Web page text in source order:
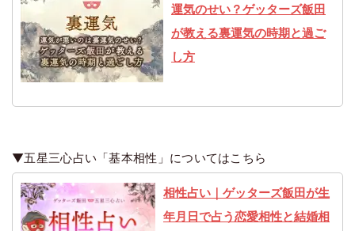
運気のせい？ゲッターズ飯田
が教える裏運気の時期と過ご
し方
▼五星三心占い「基本相性」についてはこちら
相性占い｜ゲッターズ飯田が生
年月日で占う恋愛相性と結婚相